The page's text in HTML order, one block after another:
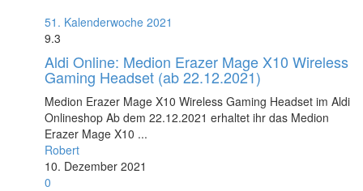
51. Kalenderwoche 2021
9.3
Aldi Online: Medion Erazer Mage X10 Wireless
Gaming Headset (ab 22.12.2021)
Medion Erazer Mage X10 Wireless Gaming Headset im Aldi
Onlineshop Ab dem 22.12.2021 erhaltet ihr das Medion
Erazer Mage X10 ...
Robert
10. Dezember 2021
0